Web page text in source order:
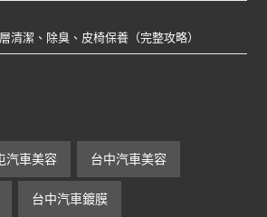
清潔、除臭、皮椅保養（完整攻略）
汽車美容 台中汽車美容
台中汽車鍍膜